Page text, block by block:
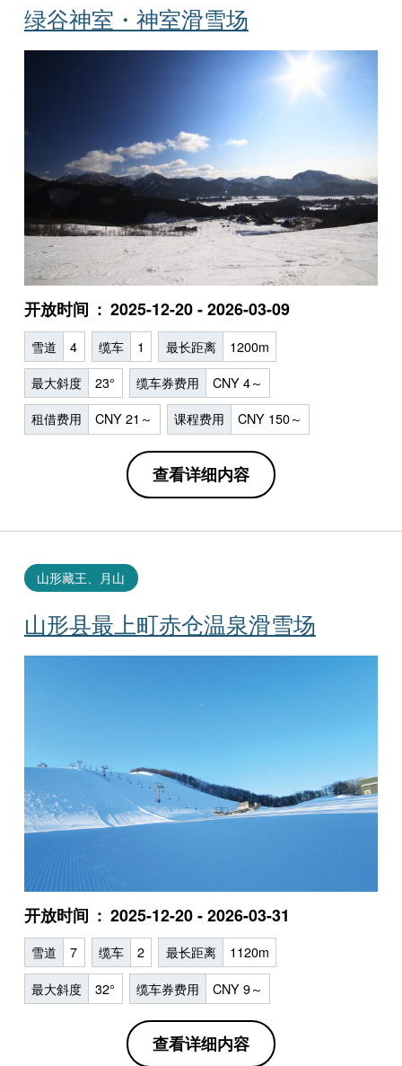
绿谷神室・神室滑雪场
开放时间 2025-12-20 - 2026-03-09
雪道 4 缆车 1 最长距离 1200m
最大斜度 23° 缆车券费用 CNY 4～
租借费用 CNY 21～ 课程费用 CNY 150～
查看详细内容
山形县最上町赤仓温泉滑雪场
山形藏王、月山
开放时间 2025-12-20 - 2026-03-31
雪道 7 缆车 2 最长距离 1120m
最大斜度 32° 缆车券费用 CNY 9～
查看详细内容